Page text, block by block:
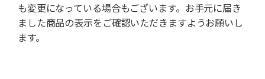
も変更になっている場合もございます。お手元に届き
ました商品の表示をご確認いただきますようお願いし
ます。